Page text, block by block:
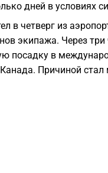
дней в условиях
в четверг из
экипажа. Через
посадку в
Причиной стал